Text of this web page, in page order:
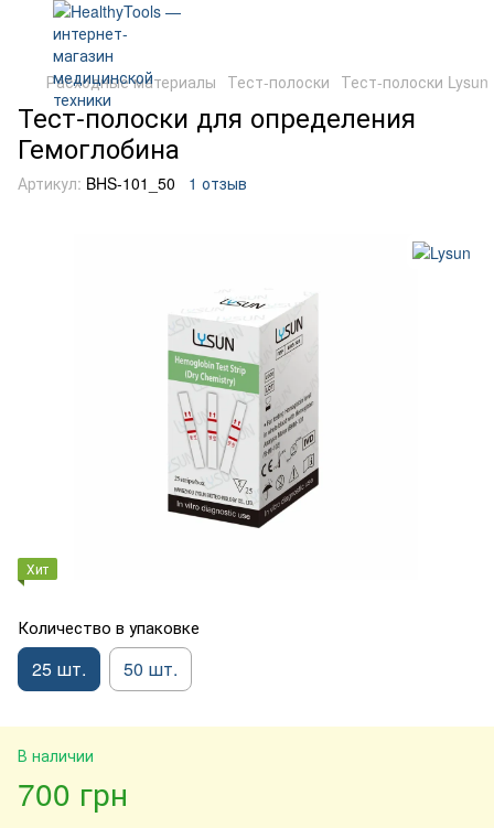
Расходные материалы Тест-полоски Тест-полоски Lysun
Тест-полоски для определения
Гемоглобина
Артикул: BHS-101_50 1 отзыв
Хит
Количество в упаковке
25 шт. 50 шт.
В наличии
700 грн